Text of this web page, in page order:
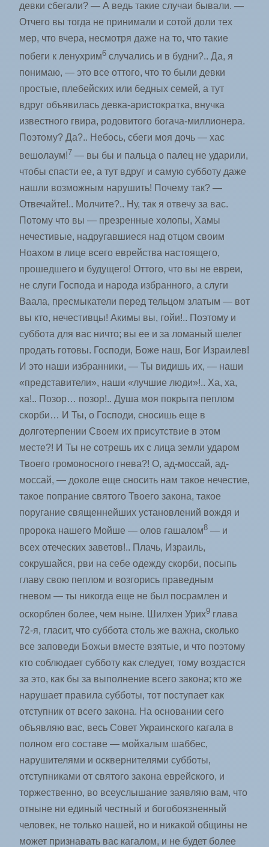
девки сбегали? — А ведь такие случаи бывали. —
Отчего вы тогда не принимали и сотой доли тех
мер, что вчера, несмотря даже на то, что такие
побеги к ленухрим6случались и в будни?.. Да, я
понимаю, — это все оттого, что то были девки
простые, плебейских или бедных семей, а тут
вдруг объявилась девка-аристократка, внучка
известного гвира, родовитого богача-миллионера.
Поэтому? Да?.. Небось, сбеги моя дочь — хас
вешолаум!7 — вы бы и пальца о палец не ударили,
чтобы спасти ее, а тут вдруг и самую субботу даже
нашли возможным нарушить! Почему так? —
Отвечайте!.. Молчите?.. Ну, так я отвечу за вас.
Потому что вы — презренные холопы, Хамы
нечестивые, надругавшиеся над отцом своим
Ноахом в лице всего еврейства настоящего,
прошедшего и будущего! Оттого, что вы не евреи,
не слуги Господа и народа избранного, а слуги
Ваала, пресмыкатели перед тельцом златым — вот
вы кто, нечестивцы! Акимы вы, гойи!.. Поэтому и
суббота для вас ничто; вы ее и за ломаный шелег
продать готовы. Господи, Боже наш, Бог Израилев!
И это наши избранники, — Ты видишь их, — наши
«представители», наши «лучшие люди»!.. Ха, ха,
ха!.. Позор… позор!.. Душа моя покрыта пеплом
скорби… И Ты, о Господи, сносишь еще в
долготерпении Своем их присутствие в этом
месте?! И Ты не сотрешь их с лица земли ударом
Твоего громоносного гнева?! О, ад-моссай, ад-
моссай, — доколе еще сносить нам такое нечестие,
такое попрание святого Твоего закона, такое
поругание священнейших установлений вождя и
пророка нашего Мойше — олов гашалом8— и
всех отеческих заветов!.. Плачь, Израиль,
сокрушайся, рви на себе одежду скорби, посыпь
главу свою пеплом и возгорись праведным
гневом — ты никогда еще не был посрамлен и
оскорблен более, чем ныне. Шилхен Урих9глава
72-я, гласит, что суббота столь же важна, сколько
все заповеди Божьи вместе взятые, и что поэтому
кто соблюдает субботу как следует, тому воздастся
за это, как бы за выполнение всего закона; кто же
нарушает правила субботы, тот поступает как
отступник от всего закона. На основании сего
объявляю вас, весь Совет Украинского кагала в
полном его составе — мойхалым шаббес,
нарушителями и осквернителями субботы,
отступниками от святого закона еврейского, и
торжественно, во всеуслышание заявляю вам, что
отныне ни единый честный и богобоязненный
человек, не только нашей, но и никакой общины не
может признавать вас кагалом, и не будет более